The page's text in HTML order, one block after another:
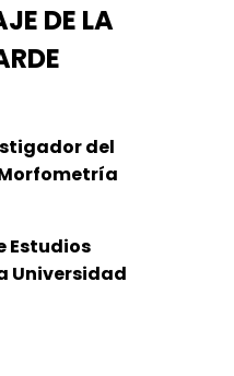
DE LA
del
Estudios
Universidad